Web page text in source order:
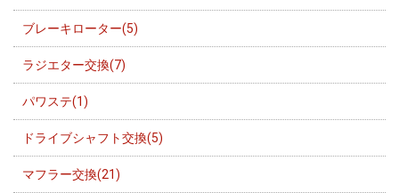
ブレーキローター(5)
ラジエター交換(7)
パワステ(1)
ドライブシャフト交換(5)
マフラー交換(21)